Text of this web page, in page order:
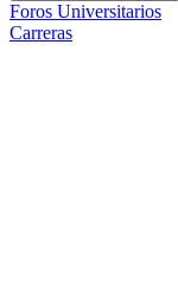
Foros Universitarios
Carreras